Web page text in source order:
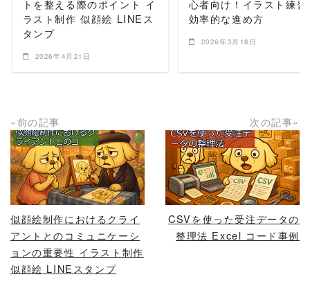
トを整える際のポイント イ
ラスト制作 似顔絵 LINEス
タンプ
2026年4月21日
心者向け！イラスト練習
効率的な進め方
2026年3月18日
«前の記事
READ MORE
似顔絵制作におけるクライ
アントとのコミュニケーシ
ョンの重要性 イラスト制作
似顔絵 LINEスタンプ
次の記事»
READ MORE
CSVを使った受注データの
整理法 Excel コード事例